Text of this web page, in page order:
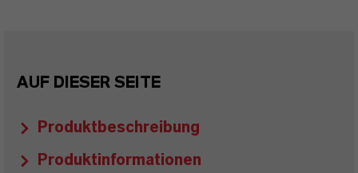
AUF DIESER SEITE
Produktbeschreibung
Produktinformationen